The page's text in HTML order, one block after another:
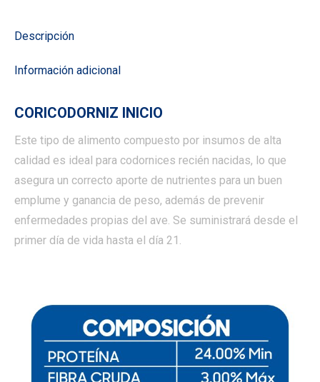
Descripción
Información adicional
CORICODORNIZ INICIO
Este tipo de alimento compuesto por insumos de alta
calidad es ideal para codornices recién nacidas, lo que
asegura un correcto aporte de nutrientes para un buen
emplume y ganancia de peso, además de prevenir
enfermedades propias del ave. Se suministrará desde el
primer día de vida hasta el día 21.